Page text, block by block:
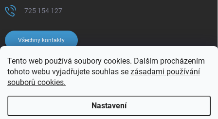
Tento web používá soubory cookies. Dalším procházením
tohoto webu vyjadřujete souhlas se zásadami používání
souborů cookies.
Nastavení
725 154 127
Všechny kontakty
Copyright 2026Elcigon.cz. Všechna práva vyhrazena.Upravit nastavení